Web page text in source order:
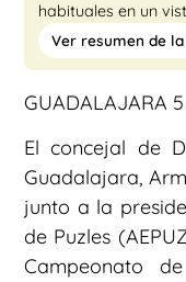
habituales en un
Ver resumen de
GUADALAJARA
El concejal de
Guadalajara,
junto a la
de Puzles
Campeonato